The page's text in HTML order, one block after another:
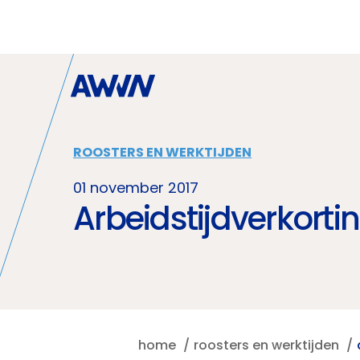
ROOSTERS EN WERKTIJDEN
01 november 2017
home roosters en werktijden